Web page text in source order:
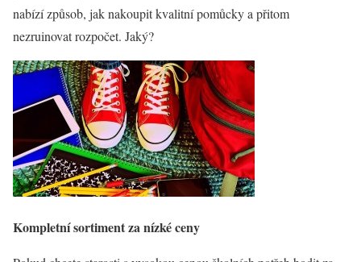
nabízí způsob, jak nakoupit kvalitní pomůcky a přitom
nezruinovat rozpočet. Jaký?
Kompletní sortiment za nízké ceny